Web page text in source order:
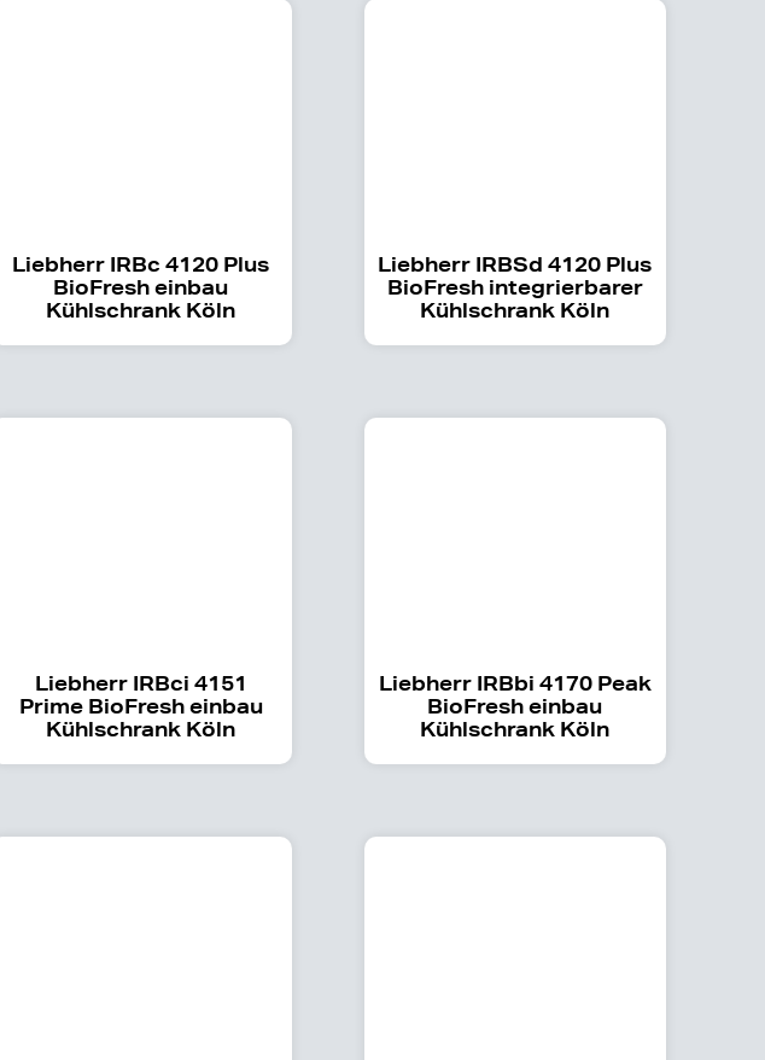
Liebherr IRBc 4120 Plus
BioFresh einbau
Kühlschrank Köln
Liebherr IRBSd 4120 Plus
BioFresh integrierbarer
Kühlschrank Köln
Liebherr IRBci 4151
Prime BioFresh einbau
Kühlschrank Köln
Liebherr IRBbi 4170 Peak
BioFresh einbau
Kühlschrank Köln